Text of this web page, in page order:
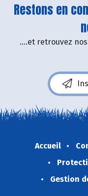
Restons en
....et retrouvez
Accueil
Gestion